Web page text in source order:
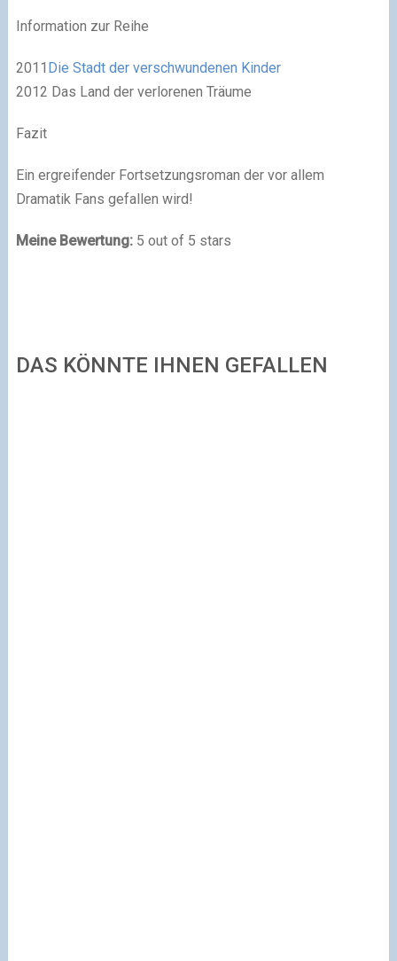
Information zur Reihe
2011 Die Stadt der verschwundenen Kinder
2012 Das Land der verlorenen Träume
Fazit
Ein ergreifender Fortsetzungsroman der vor allem
Dramatik Fans gefallen wird!
Meine Bewertung:5 out of 5 stars
DAS KÖNNTE IHNEN GEFALLEN